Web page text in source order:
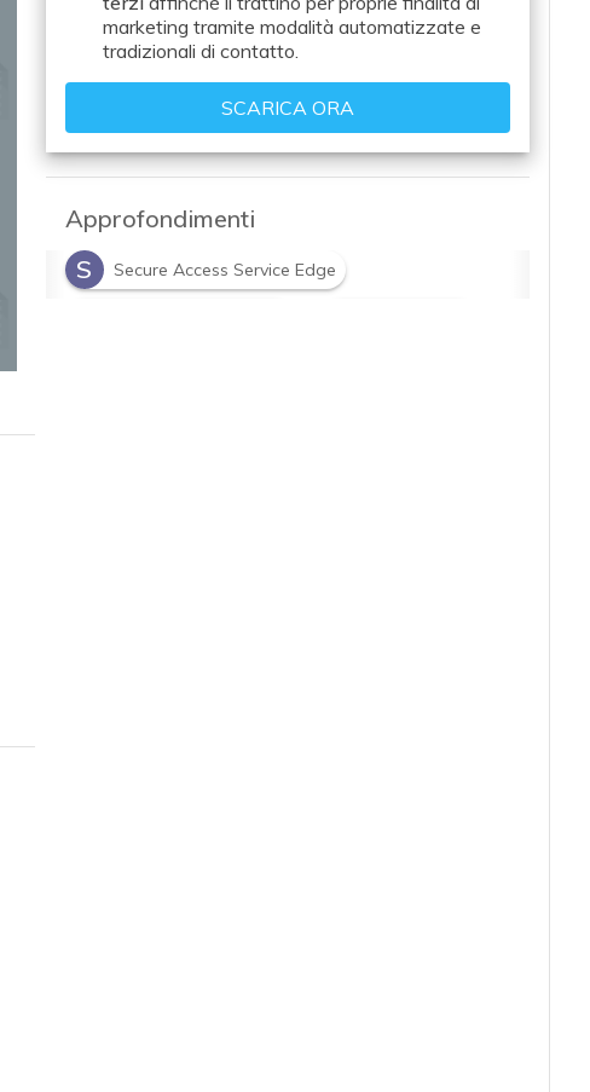
marketing tramite modalità automatizzate e
tradizionali di contatto.
Approfondimenti
S
Secure Access Service Edge